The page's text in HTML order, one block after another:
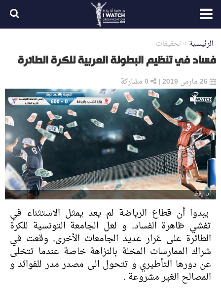
الرئيسية > تحقيقات
فساد في تنظيم البطولة العربية للكرة الطائرة
|
0مشاركة
أنا يقظ
يبدوا أن قطاع الرياضة لم يعد يمثل الاستثناء في
تفشي ظاهرة الفساد, و لعل الجامعة التونسية للكرة
الطائرة على غرار عديد الجامعات الأخرى, وقعت في
شراك الممارسات المخلة بالنزاهة خاصة عندما تتخلى
عن دورها التأطيري و تتحول الى مصدر مدر للفوائد و
المصالح الغير مشروعة .